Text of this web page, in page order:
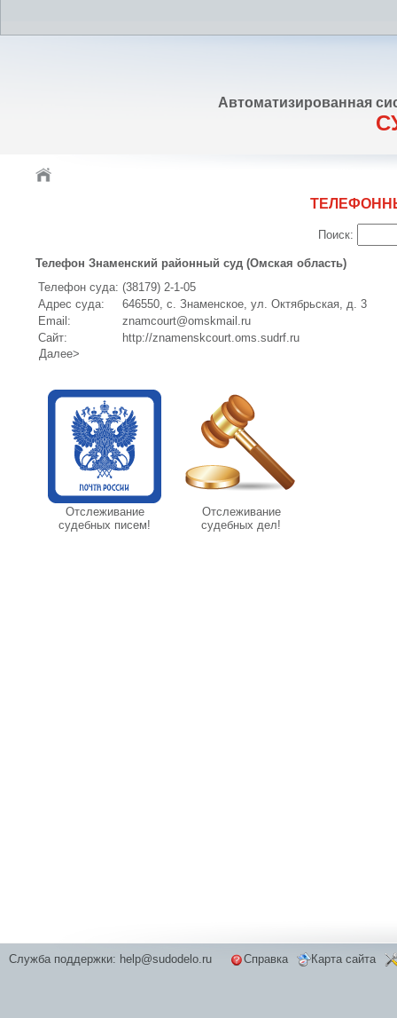
Автоматизированная
Поиск:
Телефон Знаменский районный суд (Омская область)
Телефон суда: (38179) 2-1-05
Адрес суда:
646550, с. Знаменское, ул. Октябрьская, д. 3
Email:
znamcourt@omskmail.ru
Сайт:
http://znamenskcourt.oms.sudrf.ru
Далее>
Отслеживание
судебных писем!
Отслеживание
судебных дел!
Служба поддержки: help@sudodelo.ru Справка Карта сайта